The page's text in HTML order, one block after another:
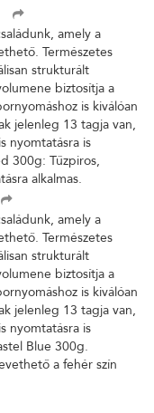
amely a
Természetes
strukturált
biztosítja a
is kiválóan
jelenleg 13 tagja van,
nyomtatásra is
300g: Tűzpiros,
alkalmas.
amely a
Természetes
strukturált
biztosítja a
is kiválóan
jelenleg 13 tagja van,
nyomtatásra is
Blue 300g.
a fehér szín